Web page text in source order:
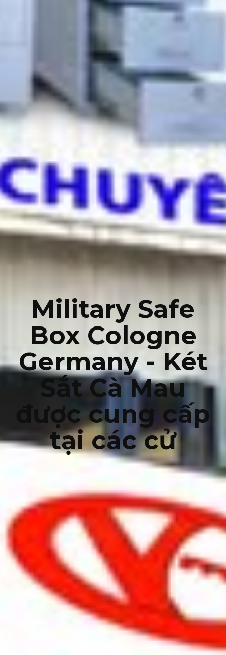
Military Safe
Box Cologne
Germany - Két
Sắt Cà Mau
được cung cấp
tại các cử